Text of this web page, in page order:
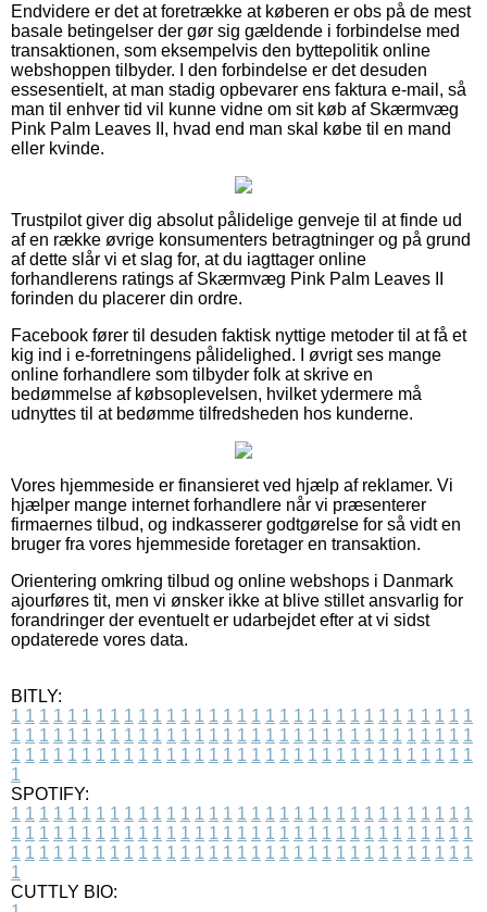
Endvidere er det at foretrække at køberen er obs på de mest
basale betingelser der gør sig gældende i forbindelse med
transaktionen, som eksempelvis den byttepolitik online
webshoppen tilbyder. I den forbindelse er det desuden
essesentielt, at man stadig opbevarer ens faktura e-mail, så
man til enhver tid vil kunne vidne om sit køb af Skærmvæg
Pink Palm Leaves II, hvad end man skal købe til en mand
eller kvinde.
Trustpilot giver dig absolut pålidelige genveje til at finde ud
af en række øvrige konsumenters betragtninger og på grund
af dette slår vi et slag for, at du iagttager online
forhandlerens ratings af Skærmvæg Pink Palm Leaves II
forinden du placerer din ordre.
Facebook fører til desuden faktisk nyttige metoder til at få et
kig ind i e-forretningens pålidelighed. I øvrigt ses mange
online forhandlere som tilbyder folk at skrive en
bedømmelse af købsoplevelsen, hvilket ydermere må
udnyttes til at bedømme tilfredsheden hos kunderne.
Vores hjemmeside er finansieret ved hjælp af reklamer. Vi
hjælper mange internet forhandlere når vi præsenterer
firmaernes tilbud, og indkasserer godtgørelse for så vidt en
bruger fra vores hjemmeside foretager en transaktion.
Orientering omkring tilbud og online webshops i Danmark
ajourføres tit, men vi ønsker ikke at blive stillet ansvarlig for
forandringer der eventuelt er udarbejdet efter at vi sidst
opdaterede vores data.
BITLY:
1 1 1 1 1 1 1 1 1 1 1 1 1 1 1 1 1 1 1 1 1 1 1 1 1 1 1 1 1 1 1 1 1
1 1 1 1 1 1 1 1 1 1 1 1 1 1 1 1 1 1 1 1 1 1 1 1 1 1 1 1 1 1 1 1 1
1 1 1 1 1 1 1 1 1 1 1 1 1 1 1 1 1 1 1 1 1 1 1 1 1 1 1 1 1 1 1 1 1
1
SPOTIFY:
1 1 1 1 1 1 1 1 1 1 1 1 1 1 1 1 1 1 1 1 1 1 1 1 1 1 1 1 1 1 1 1 1
1 1 1 1 1 1 1 1 1 1 1 1 1 1 1 1 1 1 1 1 1 1 1 1 1 1 1 1 1 1 1 1 1
1 1 1 1 1 1 1 1 1 1 1 1 1 1 1 1 1 1 1 1 1 1 1 1 1 1 1 1 1 1 1 1 1
1
CUTTLY BIO: